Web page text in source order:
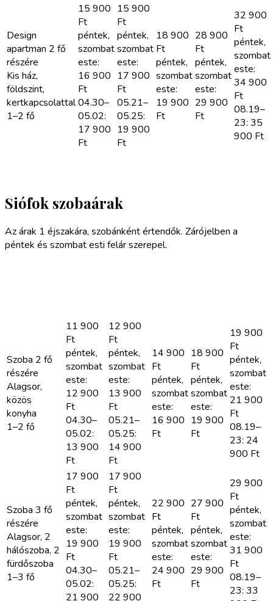
Design
apartman 2 fő
részére
Kis ház,
földszint,
kertkapcsolattal
1–2 fő
15 900
Ft
péntek,
szombat
este:
16 900
Ft
04.30–
05.02:
17 900
Ft
15 900
Ft
péntek,
szombat
este:
17 900
Ft
05.21–
05.25:
19 900
Ft
18 900
Ft
péntek,
szombat
este:
19 900
Ft
28 900
Ft
péntek,
szombat
este:
29 900
Ft
32 900
Ft
péntek,
szombat
este:
34 900
Ft
08.19–
23: 35
900 Ft
Siófok szobaárak
Az árak 1 éjszakára, szobánként értendők. Zárójelben a
péntek és szombat esti felár szerepel.
Szoba 2 fő
részére
Alagsor,
közös
konyha
1–2 fő
11 900
Ft
péntek,
szombat
este:
12 900
Ft
04.30–
05.02:
13 900
Ft
12 900
Ft
péntek,
szombat
este:
13 900
Ft
05.21–
05.25:
14 900
Ft
14 900
Ft
péntek,
szombat
este:
16 900
Ft
18 900
Ft
péntek,
szombat
este:
19 900
Ft
19 900
Ft
péntek,
szombat
este:
21 900
Ft
08.19–
23: 24
900 Ft
Szoba 3 fő
részére
Alagsor, 2
hálószoba, 2
fürdőszoba
1–3 fő
17 900
Ft
péntek,
szombat
este:
19 900
Ft
04.30–
05.02:
21 900
17 900
Ft
péntek,
szombat
este:
19 900
Ft
05.21–
05.25:
22 900
22 900
Ft
péntek,
szombat
este:
24 900
Ft
27 900
Ft
péntek,
szombat
este:
29 900
Ft
29 900
Ft
péntek,
szombat
este:
31 900
Ft
08.19–
23: 33